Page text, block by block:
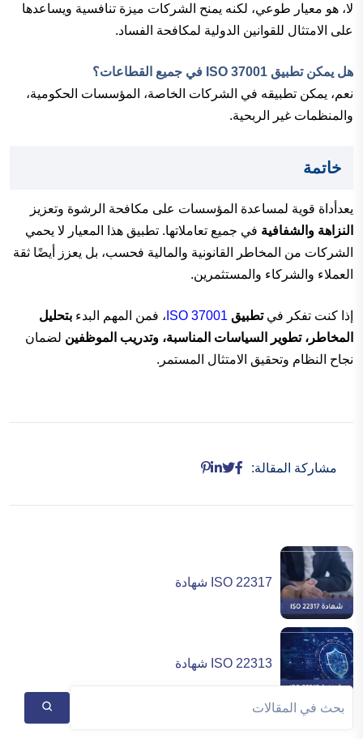
لا، هو معيار طوعي، لكنه يمنح الشركات ميزة تنافسية ويساعدها
على الامتثال للقوانين الدولية لمكافحة الفساد.
هل يمكن تطبيق ISO 37001 في جميع القطاعات؟
نعم، يمكن تطبيقه في الشركات الخاصة، المؤسسات الحكومية،
والمنظمات غير الربحية.
خاتمة
يعدأداة قوية لمساعدة المؤسسات على مكافحة الرشوة وتعزيز
النزاهة والشفافية في جميع تعاملاتها. تطبيق هذا المعيار لا يحمي
الشركات من المخاطر القانونية والمالية فحسب، بل يعزز أيضًا ثقة
العملاء والشركاء والمستثمرين.
إذا كنت تفكر فيتطبيق ISO 37001 ، فمن المهم البدء بتحليل
المخاطر، تطوير السياسات المناسبة، وتدريب الموظفين لضمان
نجاح النظام وتحقيق الامتثال المستمر.
مشاركة المقالة:
ISO 22317 شهادة
ISO 22313 شهادة